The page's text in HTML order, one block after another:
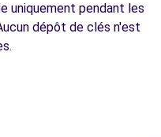
uniquement pendant les
dépôt de clés n'est